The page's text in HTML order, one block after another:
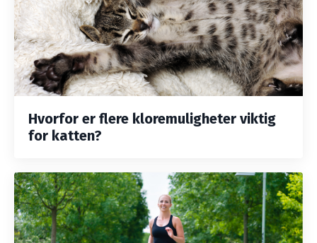
Hvorfor er flere kloremuligheter viktig
for katten?